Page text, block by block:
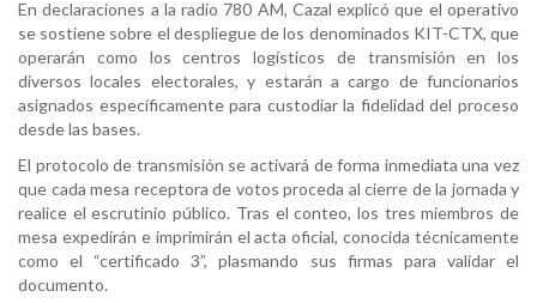
En declaraciones a la radio 780 AM, Cazal explicó que el operativo
se sostiene sobre el despliegue de los denominados KIT-CTX, que
operarán como los centros logísticos de transmisión en los
diversos locales electorales, y estarán a cargo de funcionarios
asignados específicamente para custodiar la fidelidad del proceso
desde las bases.
El protocolo de transmisión se activará de forma inmediata una vez
que cada mesa receptora de votos proceda al cierre de la jornada y
realice el escrutinio público. Tras el conteo, los tres miembros de
mesa expedirán e imprimirán el acta oficial, conocida técnicamente
como el “certificado 3”, plasmando sus firmas para validar el
documento.